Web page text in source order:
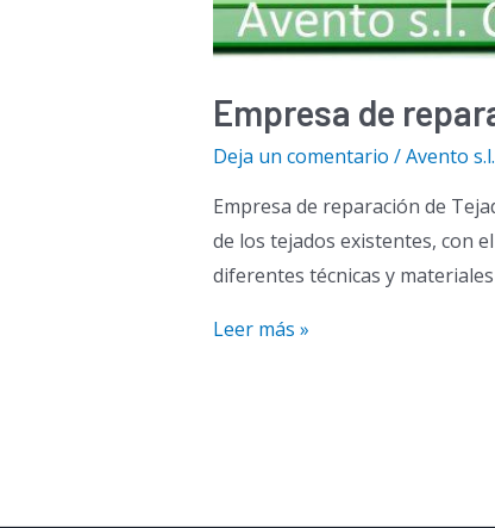
Empresa de
Deja un comentario /Avento
Empresa de reparación de
de los tejados existentes, con
diferentes técnicas y
Empresa
Leer más »